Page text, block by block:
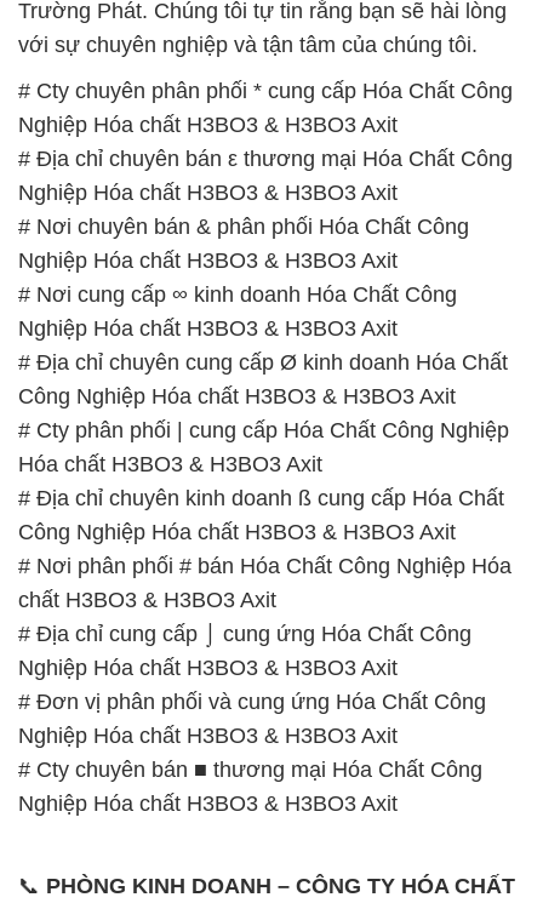
Trường Phát. Chúng tôi tự tin rằng bạn sẽ hài lòng
với sự chuyên nghiệp và tận tâm của chúng tôi.
# Cty chuyên phân phối * cung cấp Hóa Chất Công
Nghiệp Hóa chất H3BO3 & H3BO3 Axit
# Địa chỉ chuyên bán ε thương mại Hóa Chất Công
Nghiệp Hóa chất H3BO3 & H3BO3 Axit
# Nơi chuyên bán & phân phối Hóa Chất Công
Nghiệp Hóa chất H3BO3 & H3BO3 Axit
# Nơi cung cấp ∞ kinh doanh Hóa Chất Công
Nghiệp Hóa chất H3BO3 & H3BO3 Axit
# Địa chỉ chuyên cung cấp Ø kinh doanh Hóa Chất
Công Nghiệp Hóa chất H3BO3 & H3BO3 Axit
# Cty phân phối | cung cấp Hóa Chất Công Nghiệp
Hóa chất H3BO3 & H3BO3 Axit
# Địa chỉ chuyên kinh doanh ß cung cấp Hóa Chất
Công Nghiệp Hóa chất H3BO3 & H3BO3 Axit
# Nơi phân phối # bán Hóa Chất Công Nghiệp Hóa
chất H3BO3 & H3BO3 Axit
# Địa chỉ cung cấp ⌡ cung ứng Hóa Chất Công
Nghiệp Hóa chất H3BO3 & H3BO3 Axit
# Đơn vị phân phối và cung ứng Hóa Chất Công
Nghiệp Hóa chất H3BO3 & H3BO3 Axit
# Cty chuyên bán ■ thương mại Hóa Chất Công
Nghiệp Hóa chất H3BO3 & H3BO3 Axit
📞 PHÒNG KINH DOANH – CÔNG TY HÓA CHẤT